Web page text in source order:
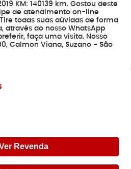
KM: 140139 km. Gostou deste
de atendimento on-line
todas suas dúvidas de forma
através do nosso WhatsApp
faça uma visita. Nosso
Calmon Viana, Suzano - São
Revenda